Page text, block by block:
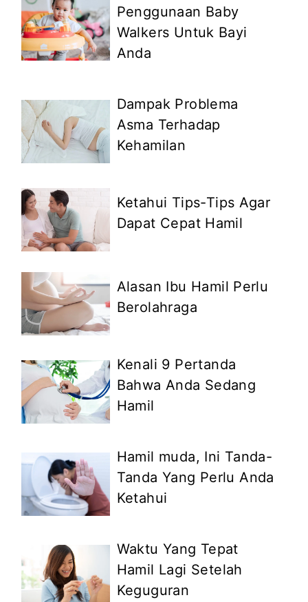
Penggunaan Baby
Walkers Untuk Bayi
Anda
Dampak Problema
Asma Terhadap
Kehamilan
Ketahui Tips-Tips Agar
Dapat Cepat Hamil
Alasan Ibu Hamil Perlu
Berolahraga
Kenali 9 Pertanda
Bahwa Anda Sedang
Hamil
Hamil muda, Ini Tanda-
Tanda Yang Perlu Anda
Ketahui
Waktu Yang Tepat
Hamil Lagi Setelah
Keguguran